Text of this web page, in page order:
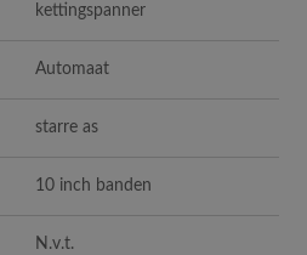
kettingspanner
Automaat
starre as
10 inch banden
N.v.t.